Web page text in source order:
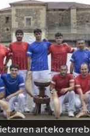
arteko